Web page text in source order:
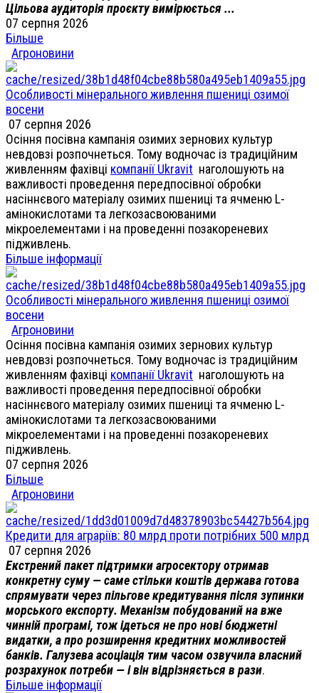
Цільова аудиторія проєкту вимірюється ...
07 серпня 2026
Більше
Агроновини
Особливості мінерального живлення пшениці озимої
восени
07 серпня 2026
Осіння посівна кампанія озимих зернових культур
невдовзі розпочнеться. Тому водночас із традиційним
живленням фахівці компанії Ukravit наголошують на
важливості проведення передпосівної обробки
насіннєвого матеріалу озимих пшениці та ячменю L-
амінокислотами та легкозасвоюваними
мікроелементами і на проведенні позакореневих
підживлень.
Більше інформації
Особливості мінерального живлення пшениці озимої
восени
Агроновини
Осіння посівна кампанія озимих зернових культур
невдовзі розпочнеться. Тому водночас із традиційним
живленням фахівці компанії Ukravit наголошують на
важливості проведення передпосівної обробки
насіннєвого матеріалу озимих пшениці та ячменю L-
амінокислотами та легкозасвоюваними
мікроелементами і на проведенні позакореневих
підживлень.
07 серпня 2026
Більше
Агроновини
Кредити для аграріїв: 80 млрд проти потрібних 500 млрд
07 серпня 2026
Екстрений пакет підтримки агросектору отримав
конкретну суму — саме стільки коштів держава готова
спрямувати через пільгове кредитування після зупинки
морського експорту. Механізм побудований на вже
чинній програмі, тож ідеться не про нові бюджетні
видатки, а про розширення кредитних можливостей
банків. Галузева асоціація тим часом озвучила власний
розрахунок потреби — і він відрізняється в рази.
Більше інформації